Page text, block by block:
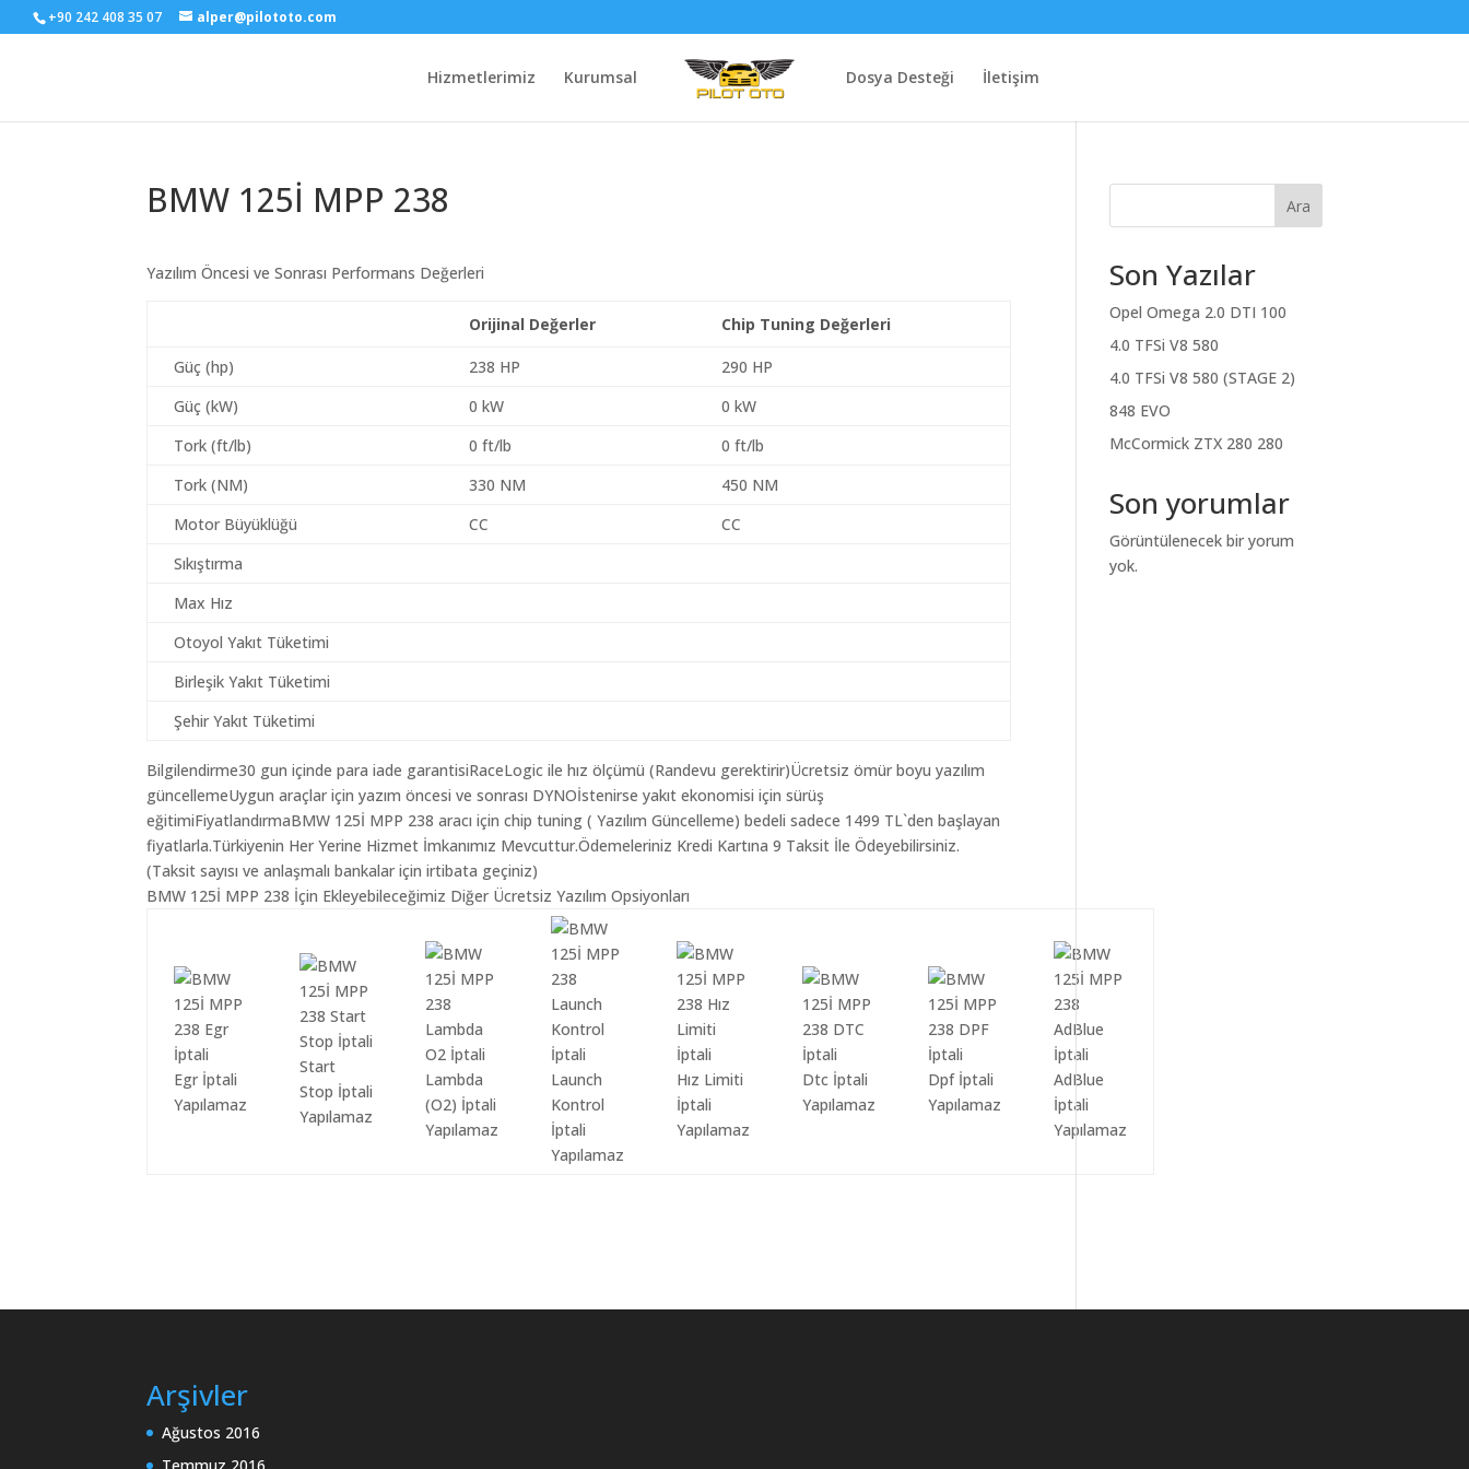
+90 242 408 35 07 alper@pilototo.com
Hizmetlerimiz Kurumsal Dosya Desteği İletişim
BMW 125İ MPP 238
Yazılım Öncesi ve Sonrası Performans Değerleri
Orijinal Değerler Chip Tuning Değerleri
Güç (hp) 238 HP
290 HP
Güç (kW)
0 kW
0 kW
Tork (ft/lb)
0 ft/lb
0 ft/lb
Tork (NM)
330 NM
450 NM
Motor Büyüklüğü
CC
CC
Sıkıştırma
Max Hız
Otoyol Yakıt Tüketimi
Birleşik Yakıt Tüketimi
Şehir Yakıt Tüketimi
Bilgilendirme30 gun içinde para iade garantisiRaceLogic ile hız ölçümü (Randevu gerektirir)Ücretsiz ömür boyu yazılım
güncellemeUygun araçlar için yazım öncesi ve sonrası DYNOİstenirse yakıt ekonomisi için sürüş
eğitimiFiyatlandırmaBMW 125İ MPP 238 aracı için chip tuning ( Yazılım Güncelleme) bedeli sadece 1499 TL`den başlayan
fiyatlarla.Türkiyenin Her Yerine Hizmet İmkanımız Mevcuttur.Ödemeleriniz Kredi Kartına 9 Taksit İle Ödeyebilirsiniz.
(Taksit sayısı ve anlaşmalı bankalar için irtibata geçiniz)
BMW 125İ MPP 238 İçin Ekleyebileceğimiz Diğer Ücretsiz Yazılım Opsiyonları
Egr İptali
Yapılamaz
Start
Stop İptali
Yapılamaz
Lambda
(O2) İptali
Yapılamaz
Launch
Kontrol
İptali
Yapılamaz
Hız Limiti
İptali
Yapılamaz
Dtc İptali
Yapılamaz
Dpf İptali
Yapılamaz
AdBlue
İptali
Yapılamaz
Ara
Son Yazılar
Opel Omega 2.0 DTI 100
4.0 TFSi V8 580
4.0 TFSi V8 580 (STAGE 2)
848 EVO
McCormick ZTX 280 280
Son yorumlar
Görüntülenecek bir yorum
yok.
Arşivler
Ağustos 2016
Temmuz 2016